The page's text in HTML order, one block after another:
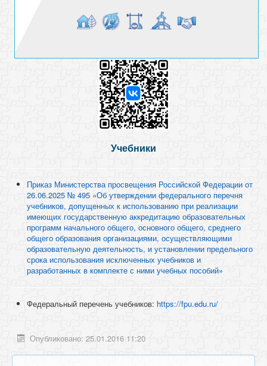
Учебники
Приказ Министерства просвещения Российской Федерации от
26.06.2025 № 495 «Об утверждении федерального перечня
учебников, допущенных к использованию при реализации
имеющих государственную аккредитацию образовательных
программ начального общего, основного общего, среднего
общего образования организациями, осуществляющими
образовательную деятельность, и установлении предельного
срока использования исключенных учебников и
разработанных в комплекте с ними учебных пособий»
Федеральный перечень учебников: https://fpu.edu.ru/
Опубликовано: 25.01.2016 11:20